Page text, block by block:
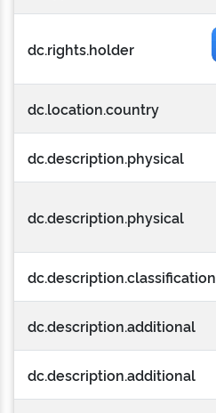
dc.rights.holder
dc.location.country
dc.description.physical
dc.description.physical
dc.description.classification
dc.description.additional
dc.description.additional